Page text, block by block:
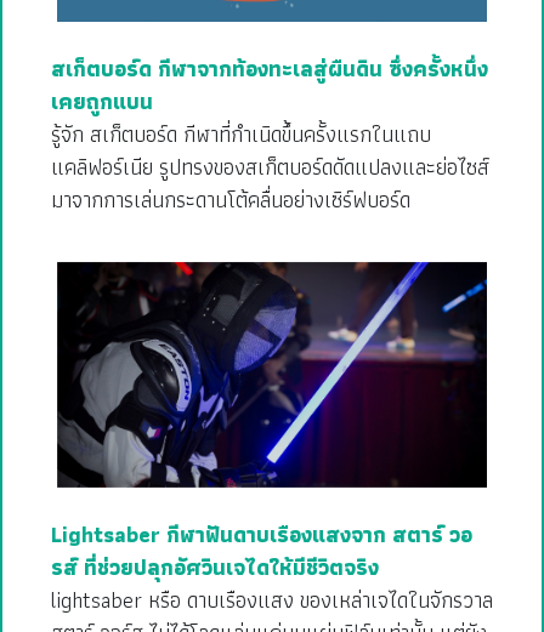
สเก็ตบอร์ด กีฬาจากท้องทะเลสู่ผืนดิน ซึ่งครั้งหนึ่ง
เคยถูกแบน
รู้จัก สเก็ตบอร์ด กีฬาที่กำเนิดขึ้นครั้งแรกในแถบ
แคลิฟอร์เนีย รูปทรงของสเก็ตบอร์ดดัดแปลงและย่อไซส์
มาจากการเล่นกระดานโต้คลื่นอย่างเซิร์ฟบอร์ด
Lightsaber กีฬาฟันดาบเรืองแสงจาก สตาร์ วอ
รส์ ที่ช่วยปลุกอัศวินเจไดให้มีชีวิตจริง
lightsaber หรือ ดาบเรืองแสง ของเหล่าเจไดในจักรวาล